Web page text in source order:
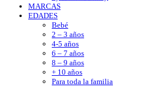
MARCAS
EDADES
Bebé
2 – 3 años
4-5 años
6 – 7 años
8 – 9 años
+ 10 años
Para toda la familia